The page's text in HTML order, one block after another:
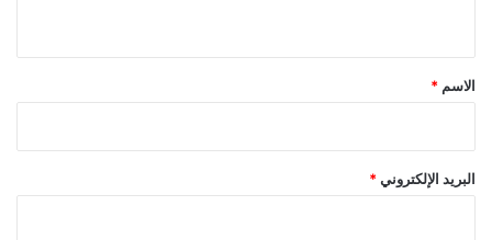
*
الاسم *
البريد الإلكتروني *